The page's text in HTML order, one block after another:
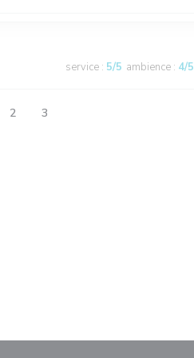
service : 5/5 ambience : 4/5
2 3